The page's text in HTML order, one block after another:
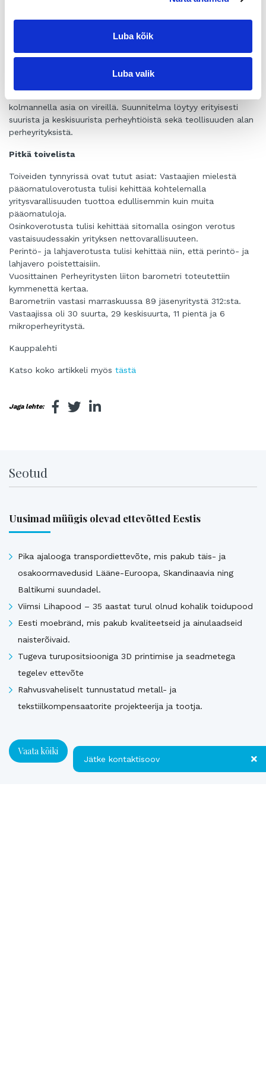
Luba kõik
Luba valik
Muiden palveluiden perheyrityksissä omistuksen
sukupolvenvaihdos oli ajankohtaisempi kuin teollisuuden ja
Verotus säilyi edelleen sukupolvenvaihdoksen suurimpana
haasteena yhdessä vaihdoksen rahoittamisen kanssa.
kolmannella asia on vireillä. Suunnitelma löytyy erityisesti
suurista ja keskisuurista perheyhtiöistä sekä teollisuuden alan
perheyrityksistä.
Pitkä toivelista
Toiveiden tynnyrissä ovat tutut asiat: Vastaajien mielestä
pääomatuloverotusta tulisi kehittää kohtelemalla
yritysvarallisuuden tuottoa edullisemmin kuin muita
pääomatuloja.
Osinkoverotusta tulisi kehittää sitomalla osingon verotus
vastaisuudessakin yrityksen nettovarallisuuteen.
Perintö- ja lahjaverotusta tulisi kehittää niin, että perintö- ja
lahjavero poistettaisiin.
Vuosittainen Perheyritysten liiton barometri toteutettiin
kymmenettä kertaa.
Barometriin vastasi marraskuussa 89 jäsenyritystä 312:sta.
Vastaajissa oli 30 suurta, 29 keskisuurta, 11 pientä ja 6
mikroperheyritystä.
Kauppalehti
Katso koko artikkeli myös tästä
Jaga lehte:
Seotud
Uusimad müügis olevad ettevõtted Eestis
Pika ajalooga transpordiettevõte, mis pakub täis- ja
osakoormavedusid Lääne-Euroopa, Skandinaavia ning
Baltikumi suundadel.
Viimsi Lihapood – 35 aastat turul olnud kohalik toidupood
Eesti moebränd, mis pakub kvaliteetseid ja ainulaadseid
naisterõivaid.
Tugeva turupositsiooniga 3D printimise ja seadmetega
tegelev ettevõte
Rahvusvaheliselt tunnustatud metall- ja
tekstiilkompensaatorite projekteerija ja tootja.
Vaata kõiki
Jätke kontaktisoov